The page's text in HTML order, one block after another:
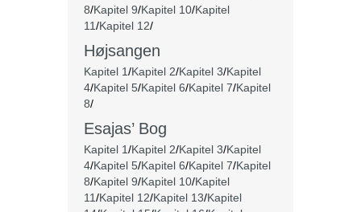
8/Kapitel 9/Kapitel 10/Kapitel
11/Kapitel 12/
Højsangen
Kapitel 1/Kapitel 2/Kapitel 3/Kapitel
4/Kapitel 5/Kapitel 6/Kapitel 7/Kapitel
8/
Esajas’ Bog
Kapitel 1/Kapitel 2/Kapitel 3/Kapitel
4/Kapitel 5/Kapitel 6/Kapitel 7/Kapitel
8/Kapitel 9/Kapitel 10/Kapitel
11/Kapitel 12/Kapitel 13/Kapitel